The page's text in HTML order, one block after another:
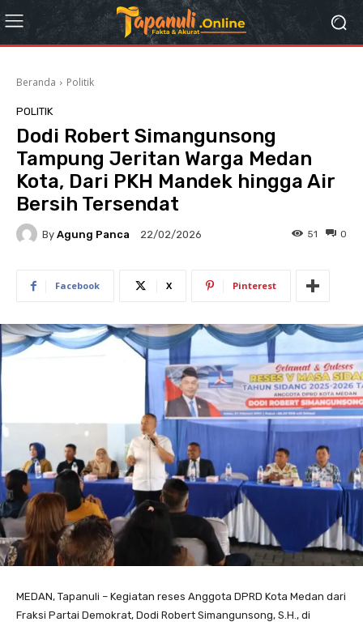
Beranda Politik
POLITIK
Dodi Robert Simangunsong
Tampung Jeritan Warga Medan
Kota, Dari PKH Mandek hingga Air
Bersih Tersendat
By Agung Panca 22/02/2026 0
51
Facebook X Pinterest
MEDAN, Tapanuli – Kegiatan reses Anggota DPRD Kota Medan dari
Fraksi Partai Demokrat, Dodi Robert Simangunsong, S.H., di